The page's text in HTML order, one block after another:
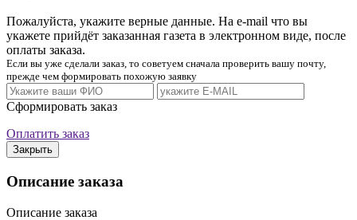
Пожалуйста, укажите верные данные. На e-mail что вы
укажете прийдёт заказанная газета в электронном виде, после
оплаты заказа.
Если вы уже сделали заказ, то советуем сначала проверить вашу почту,
прежде чем формировать похожую заявку
Сформировать заказ
Оплатить заказ
Закрыть
Описание заказа
Описание заказа